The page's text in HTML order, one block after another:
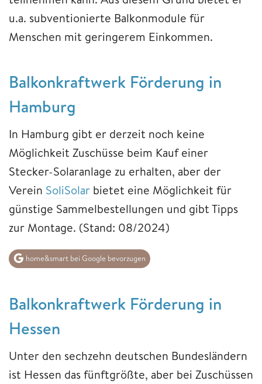
u.a. subventionierte Balkonmodule für
Menschen mit geringerem Einkommen.
Balkonkraftwerk Förderung in
Hamburg
In Hamburg gibt er derzeit noch keine
Möglichkeit Zuschüsse beim Kauf einer
Stecker-Solaranlage zu erhalten, aber der
Verein SoliSolar bietet eine Möglichkeit für
günstige Sammelbestellungen und gibt Tipps
zur Montage. (Stand: 08/2024)
home&smart bei Google bevorzugen
Balkonkraftwerk Förderung in
Hessen
Unter den sechzehn deutschen Bundesländern
ist Hessen das fünftgrößte, aber bei Zuschüssen